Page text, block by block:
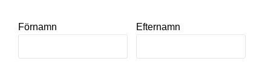
Förnamn Efternamn